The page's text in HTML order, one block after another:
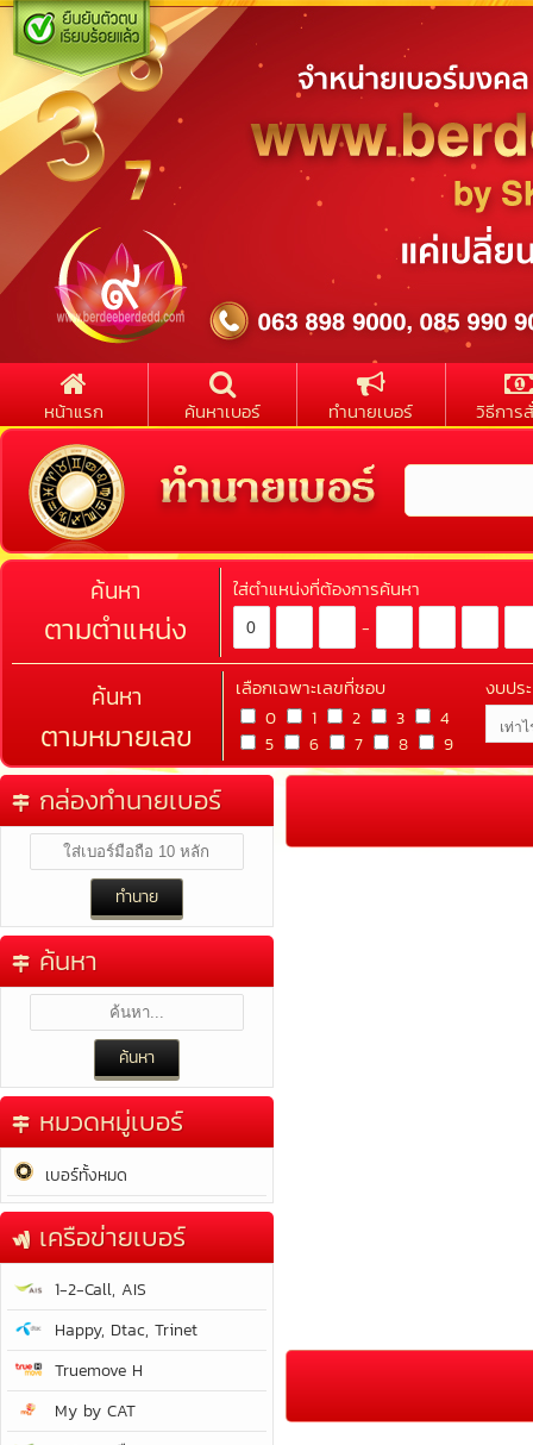
หน้าแรก ค้นหาเบอร์ ทำนายเบอร์ วิธีการ
ค้นหา
ตามตำแหน่ง
ใส่ตำแหน่งที่ต้องการค้นหา
-
ค้นหา
ตามหมายเลข
เลือกเฉพาะเลขที่ชอบ
0 1 2 3
4
5
6 7 8 9
งบปร
กล่องทำนายเบอร์
ค้นหา
หมวดหมู่เบอร์
เบอร์ทั้งหมด
เครือข่ายเบอร์
1-2-Call, AIS
Happy, Dtac, Trinet
Truemove H
My by CAT